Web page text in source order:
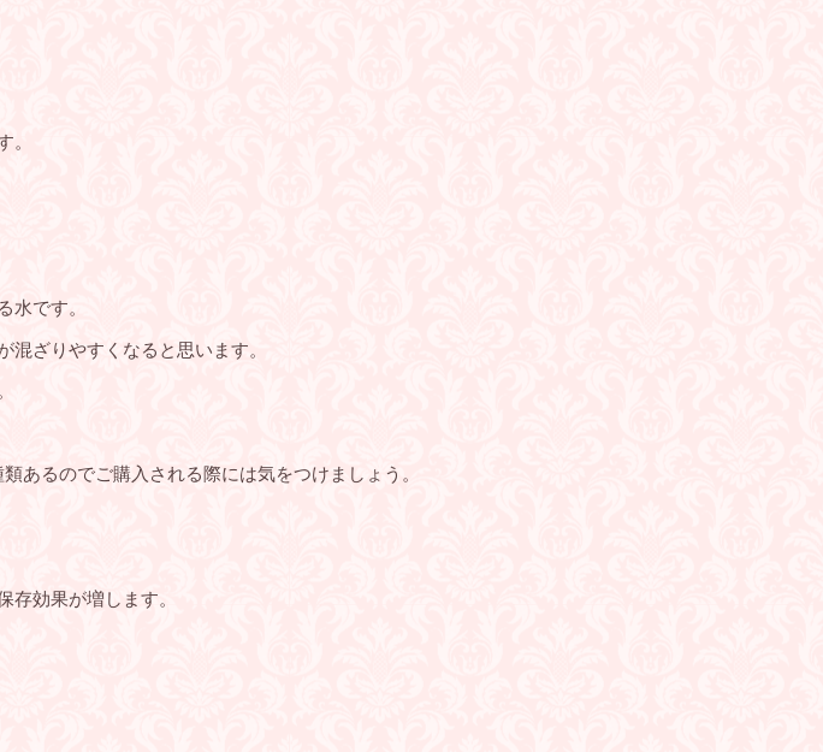
です。
ざりやすくなると思います。
あるのでご購入される際には気をつけましょう。
効果が増します。